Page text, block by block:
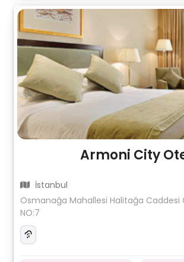
Armoni City
İstanbul
Osmanağa Mahallesi Halitağa Caddesi
NO:7